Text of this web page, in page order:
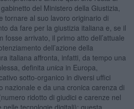
del Ministero della Giustizia,
tornare al suo lavoro originario di
da fare per la giustizia italiana e, se il
fosse arrivato, il primo atto dell’attuale
dell’azione della
italiana affronta, infatti, da tempo una
definita unica in Europa,
sotto-organico in diversi uffici
nazionale e da una cronica carenza di
ridotto di giudici e carenze nel
tecnologie digitali); questa